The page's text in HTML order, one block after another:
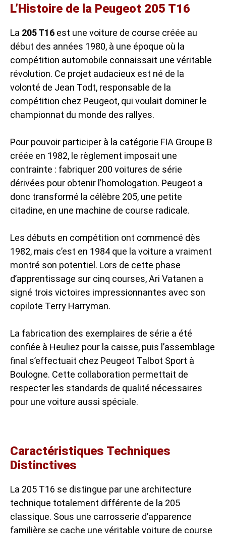
L’Histoire de la Peugeot 205 T16
La 205 T16 est une voiture de course créée au
début des années 1980, à une époque où la
compétition automobile connaissait une véritable
révolution. Ce projet audacieux est né de la
volonté de Jean Todt, responsable de la
compétition chez Peugeot, qui voulait dominer le
championnat du monde des rallyes.
Pour pouvoir participer à la catégorie FIA Groupe B
créée en 1982, le règlement imposait une
contrainte : fabriquer 200 voitures de série
dérivées pour obtenir l’homologation. Peugeot a
donc transformé la célèbre 205, une petite
citadine, en une machine de course radicale.
Les débuts en compétition ont commencé dès
1982, mais c’est en 1984 que la voiture a vraiment
montré son potentiel. Lors de cette phase
d’apprentissage sur cinq courses, Ari Vatanen a
signé trois victoires impressionnantes avec son
copilote Terry Harryman.
La fabrication des exemplaires de série a été
confiée à Heuliez pour la caisse, puis l’assemblage
final s’effectuait chez Peugeot Talbot Sport à
Boulogne. Cette collaboration permettait de
respecter les standards de qualité nécessaires
pour une voiture aussi spéciale.
Caractéristiques Techniques
Distinctives
La 205 T16 se distingue par une architecture
technique totalement différente de la 205
classique. Sous une carrosserie d’apparence
familière se cache une véritable voiture de course